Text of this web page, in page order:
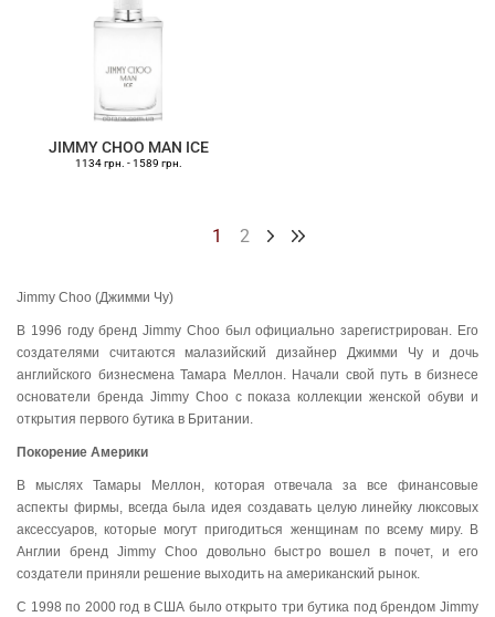
JIMMY CHOO MAN ICE
1134 грн. -1589 грн.
1 2
Jimmy Choo (Джимми Чу)
В 1996 году бренд Jimmy Choo был официально зарегистрирован. Его
создателями считаются малазийский дизайнер Джимми Чу и дочь
английского бизнесмена Тамара Меллон. Начали свой путь в бизнесе
основатели бренда Jimmy Choo с показа коллекции женской обуви и
открытия первого бутика в Британии.
Покорение Америки
В мыслях Тамары Меллон, которая отвечала за все финансовые
аспекты фирмы, всегда была идея создавать целую линейку люксовых
аксессуаров, которые могут пригодиться женщинам по всему миру. В
Англии бренд Jimmy Choo довольно быстро вошел в почет, и его
создатели приняли решение выходить на американский рынок.
С 1998 по 2000 год в США было открыто три бутика под брендом Jimmy